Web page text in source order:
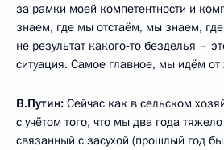
за рамки моей компетентности и
знаем, где мы отстаём, мы знаем,
не результат какого‑то безделья –
ситуация. Самое главное, мы идём от
В.Путин: Сейчас как в сельском
с учётом того, что мы два года
связанный с засухой (прошлый год